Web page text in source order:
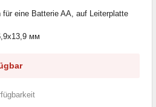
für eine Batterie AA, auf Leiterplatte
мм